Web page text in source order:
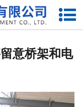
网站首页
新闻资讯
意桥架和电